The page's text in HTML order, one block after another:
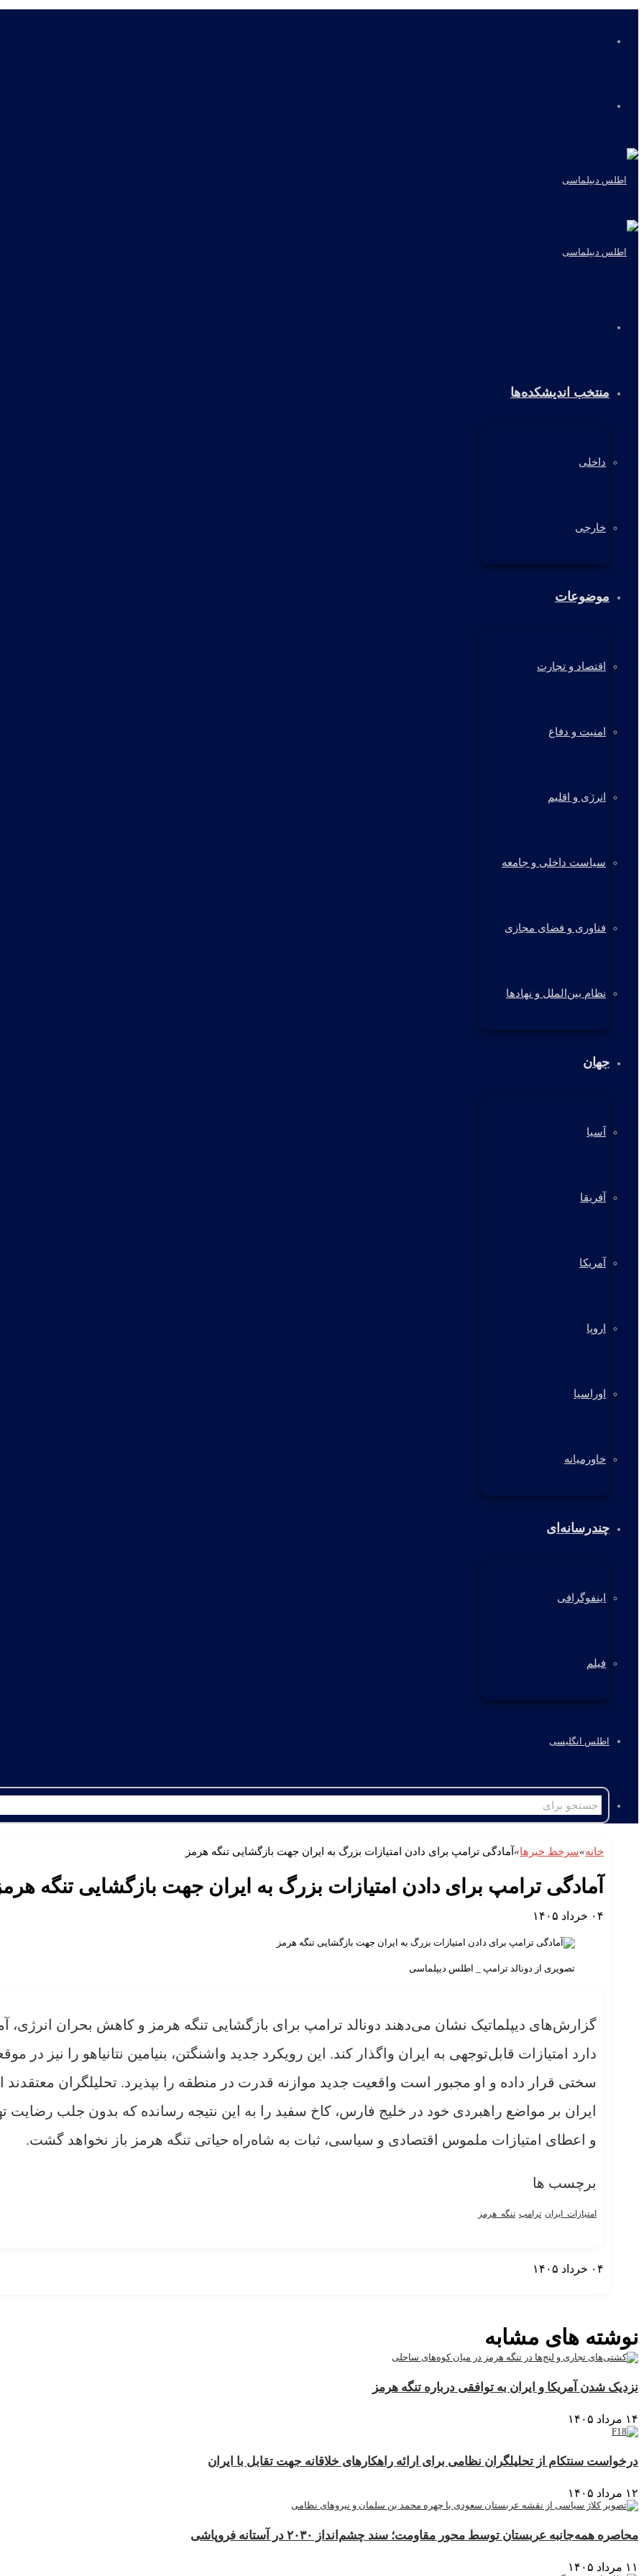
منتخب اندیشکده‌ها
داخلی
خارجی
موضوعات
اقتصاد و تجارت
امنیت و دفاع
انرژی و اقلیم
سیاست داخلی و جامعه
فناوری و فضای مجازی
نظام بین‌الملل و نهادها
جهان
آسیا
آفریقا
آمریکا
اروپا
اوراسیا
خاورمیانه
چندرسانه‌ای
اینفوگرافی
فیلم
اطلس انگلیسی
خانه»سرخط خبرها» آمادگی ترامپ برای دادن امتیازات بزرگ به ایران جهت بازگشایی تنگه هرمز
آمادگی ترامپ برای دادن امتیازات بزرگ به ایران جهت بازگشایی تنگه
۰۴ خرداد ۱۴۰۵
تصویری از دونالد ترامپ _ اطلس دیپلماسی
گزارش‌های دیپلماتیک نشان می‌دهند دونالد ترامپ برای بازگشایی تنگه هرمز و کاهش بحران انرژی،
دارد امتیازات قابل‌توجهی به ایران واگذار کند. این رویکرد جدید واشنگتن، بنیامین نتانیاهو را نیز در
سختی قرار داده و او مجبور است واقعیت جدید موازنه قدرت در منطقه را بپذیرد. تحلیلگران معتقدند
ایران بر مواضع راهبردی خود در خلیج فارس، کاخ سفید را به این نتیجه رسانده که بدون جلب رضایت
و اعطای امتیازات ملموس اقتصادی و سیاسی، ثبات به شاه‌راه حیاتی تنگه هرمز باز نخواهد گشت.
برچسب ها
امتیازات_ایران ترامپ تنگه_هرمز
۰۴ خرداد ۱۴۰۵
نوشته های مشابه
نزدیک شدن آمریکا و ایران به توافقی درباره تنگه هرمز
۱۴ مرداد ۱۴۰۵
درخواست سنتکام از تحلیلگران نظامی برای ارائه راهکارهای خلاقانه جهت تقابل با ایران
۱۲ مرداد ۱۴۰۵
محاصره همه‌جانبه عربستان توسط محور مقاومت؛ سند چشم‌انداز ۲۰۳۰ در آستانه فروپاشی
۱۱ مرداد ۱۴۰۵